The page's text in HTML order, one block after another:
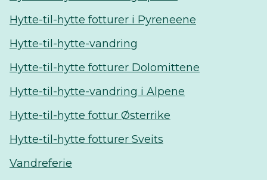
Hytte-til-hytte fotturer i Pyreneene
Hytte-til-hytte-vandring
Hytte-til-hytte fotturer Dolomittene
Hytte-til-hytte-vandring i Alpene
Hytte-til-hytte fottur Østerrike
Hytte-til-hytte fotturer Sveits
Vandreferie